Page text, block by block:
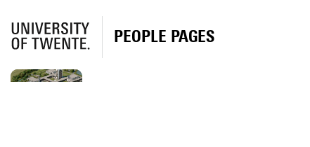
PEOPLE PAGES